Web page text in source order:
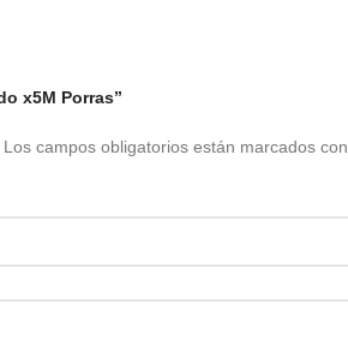
x5M Porras”
Los campos obligatorios están marcados con